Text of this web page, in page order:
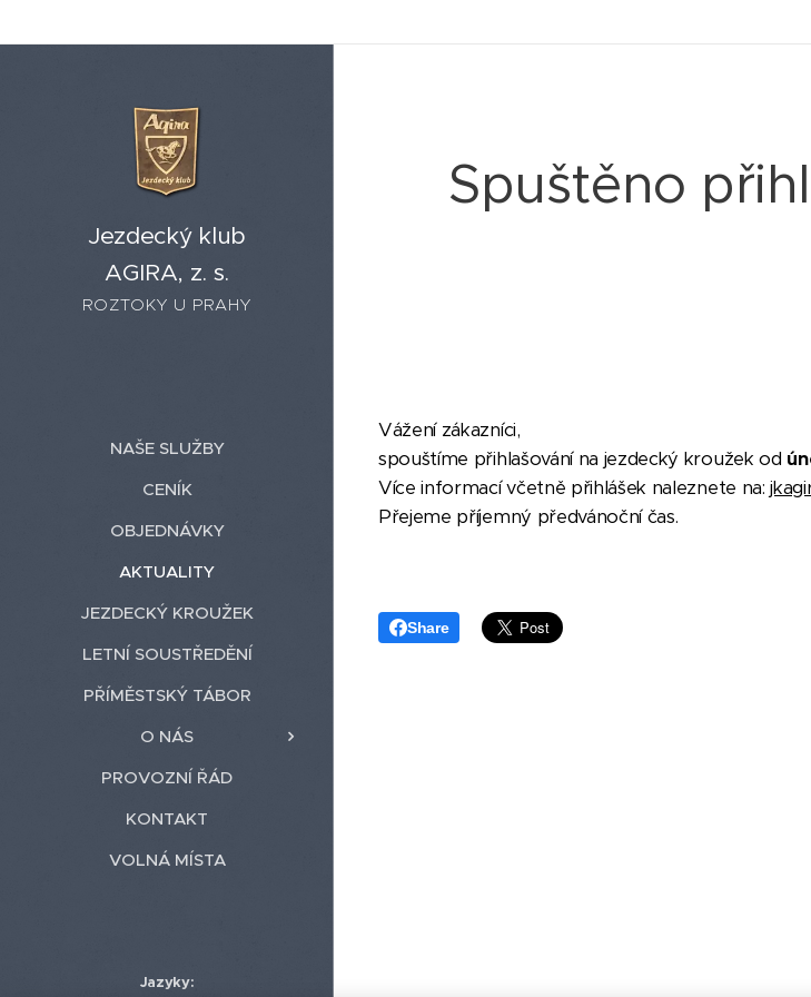
Jezdecký klub
AGIRA, z. s.
ROZTOKY U PRAHY
NAŠE SLUŽBY
CENÍK
OBJEDNÁVKY
AKTUALITY
JEZDECKÝ KROUŽEK
LETNÍ SOUSTŘEDĚNÍ
PŘÍMĚSTSKÝ TÁBOR
O NÁS
PROVOZNÍ ŘÁD
KONTAKT
VOLNÁ MÍSTA
Spuštěno
Vážení zákazníci,
spouštíme přihlašování na jezdecký kroužek od
Více informací včetně přihlášek naleznete na:
Přejeme příjemný předvánoční čas.
Share
Jazyky